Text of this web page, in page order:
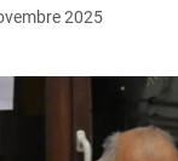
2025